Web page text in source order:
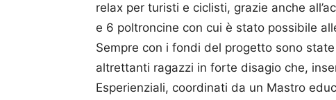
relax per turisti e ciclisti, grazie anche
e 6 poltroncine con cui è stato possibile
Sempre con i fondi del progetto sono
altrettanti ragazzi in forte disagio che,
Esperienziali, coordinati da un Mastro